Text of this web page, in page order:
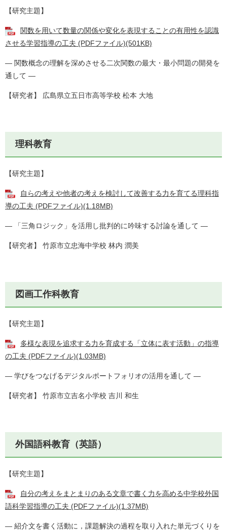
【研究主題】
関数を用いて数量の関係や変化を表現することの有用性を認識
させる学習指導の工夫 (PDFファイル)(501KB)
― 関数概念の理解を深めさせる二次関数の最大・最小問題の開発を
通して ―
【研究者】 広島県立五日市高等学校 松本 大地
理科教育
【研究主題】
自らの考えや他者の考えを検討して改善する力を育てる理科指
導の工夫 (PDFファイル)(1.18MB)
― 「三角ロジック」を活用し批判的に吟味する討論を通して ―
【研究者】 竹原市立忠海中学校 林内 潤美
図画工作科教育
【研究主題】
多様な表現を追求する力を育成する「立体に表す活動」の指導
の工夫 (PDFファイル)(1.03MB)
― 学びをつなげるデジタルポートフォリオの活用を通して ―
【研究者】 竹原市立吉名小学校 吉川 和生
外国語科教育（英語）
【研究主題】
自分の考えをまとまりのある文章で書く力を高める中学校外国
語科学習指導の工夫 (PDFファイル)(1.37MB)
― 紹介文を書く活動に，課題解決の過程を取り入れた単元づくりを